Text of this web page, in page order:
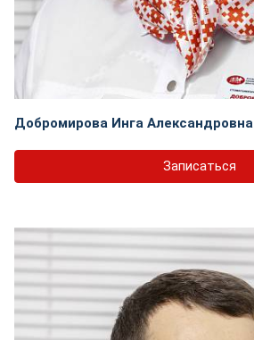
Добромирова Инга Александровна
Записаться